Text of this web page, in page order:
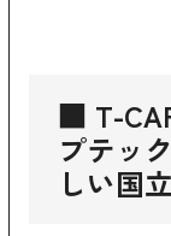
■ T-
プテッ
しい国